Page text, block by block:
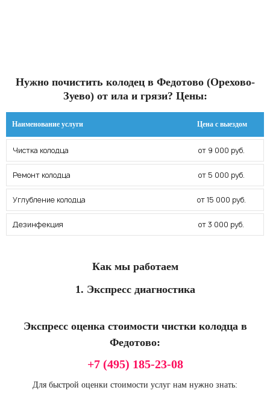
Нужно почистить колодец в Федотово (Орехово-
Зуево) от ила и грязи? Цены:
Наименование услуги Цена с выездом
Чистка колодца от 9 000 руб.
Ремонт колодца от 5 000 руб.
Углубление колодца от 15 000 руб.
Дезинфекция от 3 000 руб.
Как мы работаем
1. Экспресс диагностика
Экспресс оценка стоимости чистки колодца в
Федотово:
+7 (495) 185-23-08
Для быстрой оценки стоимости услуг нам нужно знать: